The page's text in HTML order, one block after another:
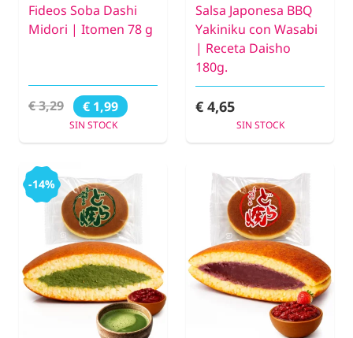
Fideos Soba Dashi
Midori | Itomen 78 g
€ 3,29 € 1,99
SIN STOCK
Salsa Japonesa BBQ
Yakiniku con Wasabi
| Receta Daisho
180g.
€ 4,65
SIN STOCK
-14%